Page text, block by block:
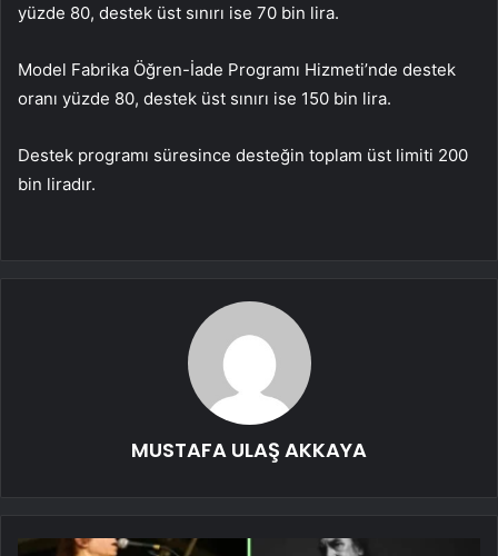
yüzde 80, destek üst sınırı ise 70 bin lira.
Model Fabrika Öğren-İade Programı Hizmeti’nde destek
oranı yüzde 80, destek üst sınırı ise 150 bin lira.
Destek programı süresince desteğin toplam üst limiti 200
bin liradır.
MUSTAFA ULAŞ AKKAYA